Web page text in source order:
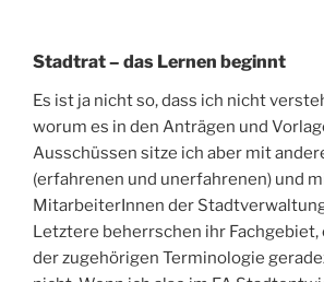
Stadtrat – das Lernen beginnt
Es ist ja nicht so, dass ich nicht
worum es in den Anträgen und
Ausschüssen sitze ich aber mit
(erfahrenen und unerfahrenen) und
MitarbeiterInnen der
Letztere beherrschen ihr
der zugehörigen Terminologie